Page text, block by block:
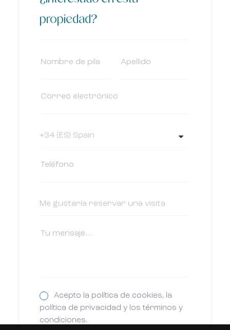
propiedad?
Acepto la política de cookies, la
política de privacidad y los términos y
condiciones.